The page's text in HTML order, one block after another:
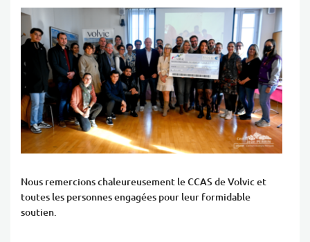
Nous remercions chaleureusement le CCAS de Volvic et
toutes les personnes engagées pour leur formidable
soutien.